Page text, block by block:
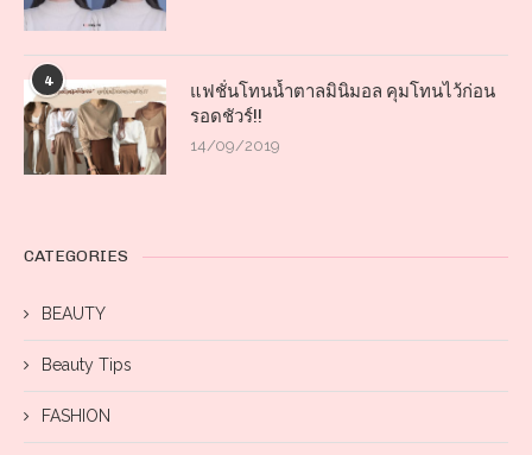
4
แฟชั่นโทนน้ำตาลมินิมอล คุมโทนไว้ก่อน
รอดชัวร์!!
14/09/2019
CATEGORIES
BEAUTY
Beauty Tips
FASHION